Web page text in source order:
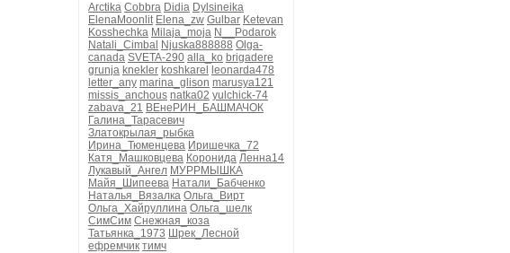
Arctika Cobbra Didia Dylsineika
ElenaMoonlit Elena_zw Gulbar Ketevan
Kosshechka Milaja_moja N__Podarok
Natali_Cimbal Njuska888888 Olga-
canada SVETA-290 alla_ko brigadere
grunja knekler koshkarel
leonarda478
letter_any marina_glison marusya121
missis_anchous natka02 yulchick-74
zabava_21 ВЕнеРИН_БАШМАЧОК
Галина_Тарасевич
Златокрылая_рыбка
Ирина_Тюменцева Иришечка_72
Катя_Машковцева Коронида Ленна14
Лукавый_Ангел МУРРМЫШКА
Майя_Шипеева Натали_Бабченко
Наталья_Вязалка Ольга_Вирт
Ольга_Хайруллина Ольга_шелк
СимСим Снежная_коза
Татьянка_1973 Шрек_Лесной
ефремчик тимч